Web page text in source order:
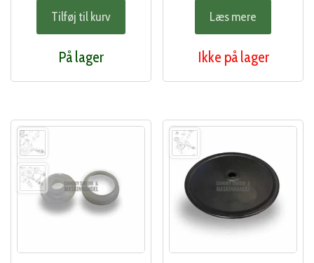
Tilføj til kurv
På lager
Læs mere
Ikke på lager